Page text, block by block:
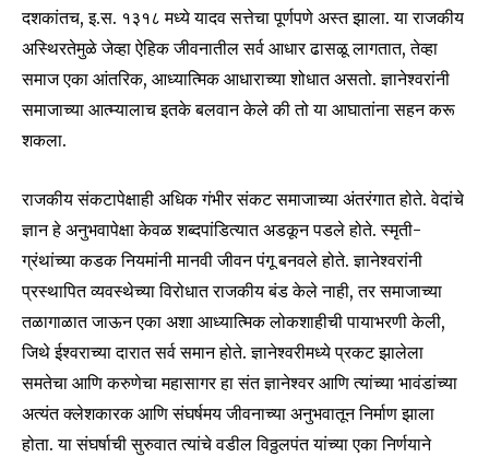
दशकांतच, इ.स. १३१८ मध्ये यादव सत्तेचा पूर्णपणे अस्त झाला. या राजकीय
अस्थिरतेमुळे जेव्हा ऐहिक जीवनातील सर्व आधार ढासळू लागतात, तेव्हा
समाज एका आंतरिक, आध्यात्मिक आधाराच्या शोधात असतो. ज्ञानेश्वरांनी
समाजाच्या आत्म्यालाच इतके बलवान केले की तो या आघातांना सहन करू
शकला.
राजकीय संकटापेक्षाही अधिक गंभीर संकट समाजाच्या अंतरंगात होते. वेदांचे
ज्ञान हे अनुभवापेक्षा केवळ शब्दपांडित्यात अडकून पडले होते. स्मृती-
ग्रंथांच्या कडक नियमांनी मानवी जीवन पंगू बनवले होते. ज्ञानेश्वरांनी
प्रस्थापित व्यवस्थेच्या विरोधात राजकीय बंड केले नाही, तर समाजाच्या
तळागाळात जाऊन एका अशा आध्यात्मिक लोकशाहीची पायाभरणी केली,
जिथे ईश्वराच्या दारात सर्व समान होते. ज्ञानेश्वरीमध्ये प्रकट झालेला
समतेचा आणि करुणेचा महासागर हा संत ज्ञानेश्वर आणि त्यांच्या भावंडांच्या
अत्यंत क्लेशकारक आणि संघर्षमय जीवनाच्या अनुभवातून निर्माण झाला
होता. या संघर्षाची सुरुवात त्यांचे वडील विठ्ठलपंत यांच्या एका निर्णयाने